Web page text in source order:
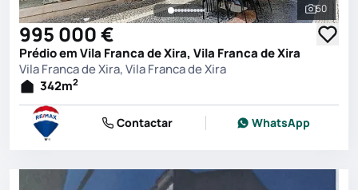
Ver
50
995 000 €
Prédio em Vila Franca de Xira, Vila Franca de Xira
Vila Franca de Xira, Vila Franca de Xira
342m2
Contactar WhatsApp